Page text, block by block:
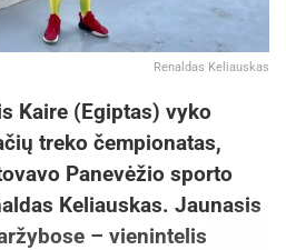
Renaldas Keliauskas
Kaire (Egiptas) vyko
treko čempionatas,
Panevėžio sporto
Keliauskas. Jaunasis
– vienintelis